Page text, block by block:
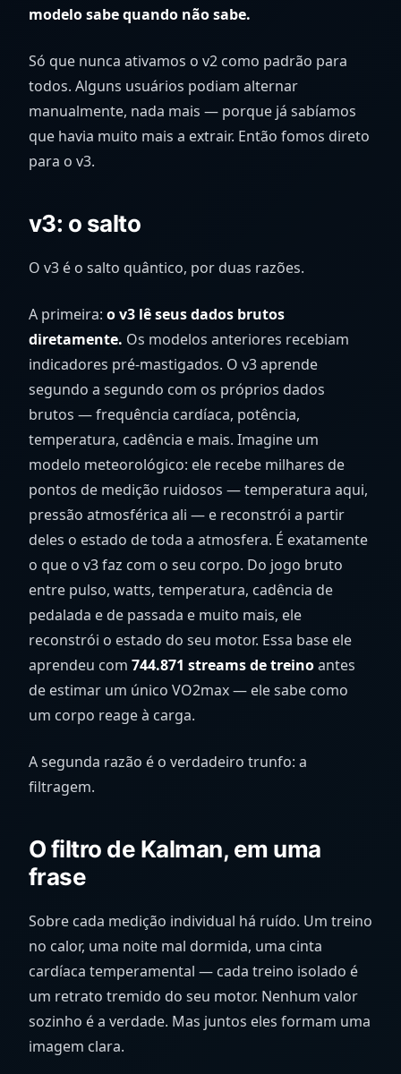
modelo sabe quando não sabe.
Só que nunca ativamos o v2 como padrão para
todos. Alguns usuários podiam alternar
manualmente, nada mais — porque já sabíamos
que havia muito mais a extrair. Então fomos direto
para o v3.
v3: o salto
O v3 é o salto quântico, por duas razões.
A primeira: o v3 lê seus dados brutos
diretamente. Os modelos anteriores recebiam
indicadores pré-mastigados. O v3 aprende
segundo a segundo com os próprios dados
brutos — frequência cardíaca, potência,
temperatura, cadência e mais. Imagine um
modelo meteorológico: ele recebe milhares de
pontos de medição ruidosos — temperatura aqui,
pressão atmosférica ali — e reconstrói a partir
deles o estado de toda a atmosfera. É exatamente
o que o v3 faz com o seu corpo. Do jogo bruto
entre pulso, watts, temperatura, cadência de
pedalada e de passada e muito mais, ele
reconstrói o estado do seu motor. Essa base ele
aprendeu com 744.871 streams de treinoantes
de estimar um único VO2max — ele sabe como
um corpo reage à carga.
A segunda razão é o verdadeiro trunfo: a
filtragem.
O filtro de Kalman, em uma
frase
Sobre cada medição individual há ruído. Um treino
no calor, uma noite mal dormida, uma cinta
cardíaca temperamental — cada treino isolado é
um retrato tremido do seu motor. Nenhum valor
sozinho é a verdade. Mas juntos eles formam uma
imagem clara.